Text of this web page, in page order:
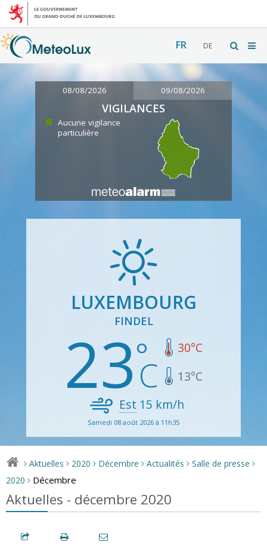
FR DE
08/08/2026 09/08/2026
VIGILANCES
Aucune vigilance
particulière
LUXEMBOURG
FINDEL
23 30°C
13°C
Est 15 km/h
Samedi 08 août 2026 à 11h35
> Aktuelles > 2020 > Décembre > Actualités > Salle de presse >
2020 > Décembre
Aktuelles - décembre 2020